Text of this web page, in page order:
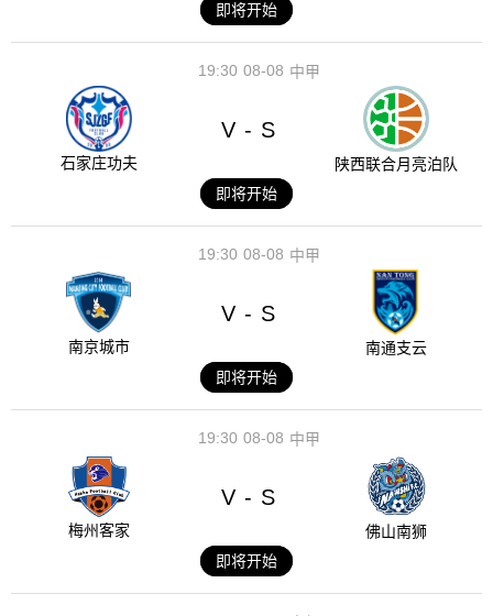
即将开始
08-08
19:30 中甲
石家庄功夫
V - S
陕西联合月亮泊队
即将开始
08-08
19:30 中甲
南京城市
V - S
南通支云
即将开始
08-08
19:30 中甲
梅州客家
V - S
佛山南狮
即将开始